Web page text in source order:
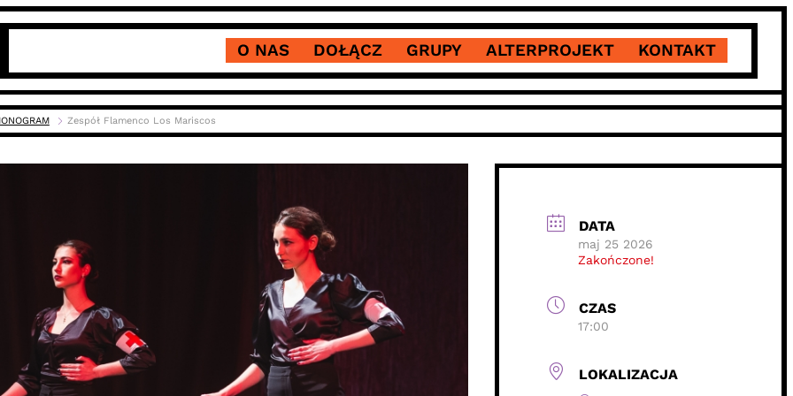
O NAS DOŁĄCZ GRUPY ALTERPROJEKT KONTAKT
Zespół Flamenco Los Mariscos
DATA
maj 25 2026
Zakończone!
CZAS
17:00
LOKALIZACJA